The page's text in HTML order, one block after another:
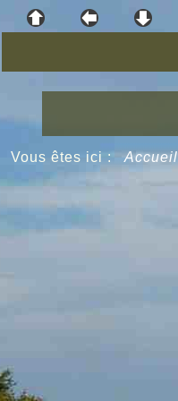
Vous êtes ici : Accueil